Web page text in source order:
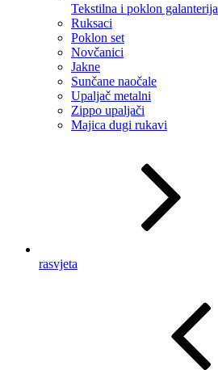
Tekstilna i poklon galanterija
Ruksaci
Poklon set
Novčanici
Jakne
Sunčane naočale
Upaljač metalni
Zippo upaljači
Majica dugi rukavi
rasvjeta